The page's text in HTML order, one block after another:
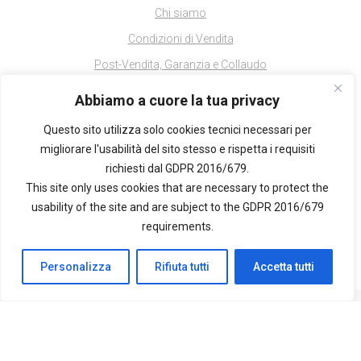
Abbiamo a cuore la tua privacy
Questo sito utilizza solo cookies tecnici necessari per
migliorare l'usabilità del sito stesso e rispetta i requisiti
richiesti dal GDPR 2016/679.
This site only uses cookies that are necessary to protect the
usability of the site and are subject to the GDPR 2016/679
requirements.
Personalizza Rifiuta tutti Accetta tutti
Chi siamo
Condizioni di Vendita
Post-Vendita, Garanzia e Collaudo
Cerca